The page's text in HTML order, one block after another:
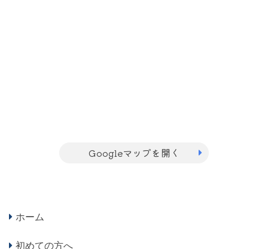
Googleマップを開く
ホーム
初めての方へ